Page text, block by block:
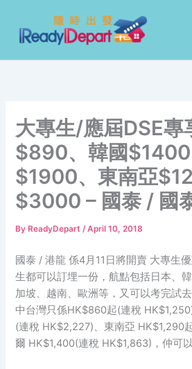
content
大專生/應屆DSE專
$890、韓國
$1900、東南亞
$3000 – 國泰 / 國
By ReadyDepart/April 10, 2018
國泰 / 港龍 係4月11日將開賣 大專生
生都可以訂埋一份，航點包括日本、
加坡、越南、歐洲等，又可以考完試
中台灣只係HK$860起(連稅
(連稅 HK$2,227)、東南亞 HK$1,290
爾 HK$1,400(連稅 HK$1,863)，仲可